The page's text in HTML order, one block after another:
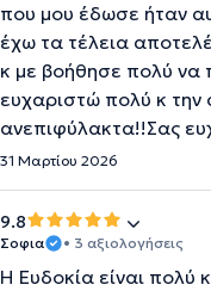
που μου έδωσε ήταν
έχω τα τέλεια
κ με βοήθησε πολύ να
ευχαριστώ πολύ κ
ανεπιφύλακτα!!Σας
31 Μαρτίου 2026
9.8
Σοφια • 3 αξιολογήσεις
Η Ευδοκία είναι πολύ